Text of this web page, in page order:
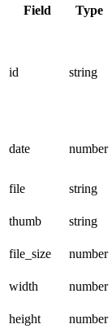
Field Type
id string
date number
file string
thumb
string
file_size
number
width
number
height
number